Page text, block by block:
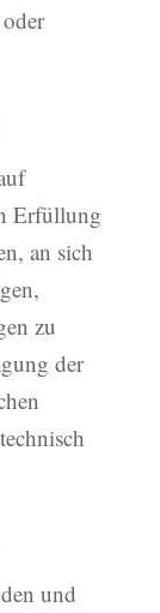
Erfüllung
an sich
zu
der
und